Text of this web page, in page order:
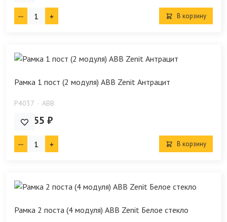
В корзину
Рамка 1 пост (2 модуля) ABB Zenit Антрацит
P4037 ABB
456.55 ₽
В корзину
Рамка 2 поста (4 модуля) ABB Zenit Белое стекло